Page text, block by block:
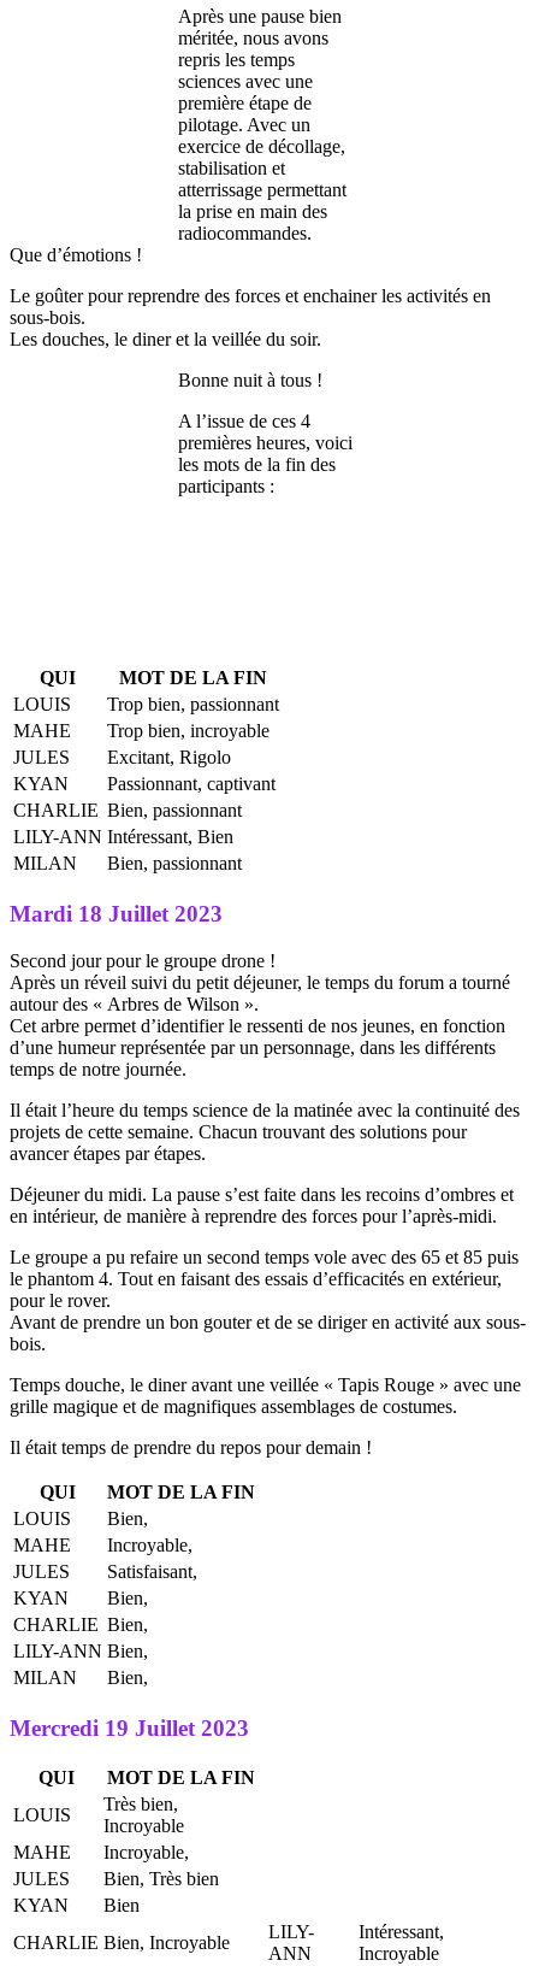
Après une pause bien
méritée, nous avons
repris les temps
sciences avec une
première étape de
pilotage. Avec un
exercice de décollage,
stabilisation et
atterrissage permettant
la prise en main des
radiocommandes.
Que d’émotions !
Le goûter pour reprendre des forces et enchainer les activités en
sous-bois.
Les douches, le diner et la veillée du soir.
Bonne nuit à tous !
A l’issue de ces 4
premières heures, voici
les mots de la fin des
participants :
QUI
MOT DE LA FIN
LOUIS
Trop bien, passionnant
MAHE
Trop bien, incroyable
JULES
Excitant, Rigolo
KYAN
Passionnant, captivant
CHARLIE Bien, passionnant
LILY-ANN Intéressant, Bien
MILAN
Bien, passionnant
Mardi 18 Juillet 2023
Second jour pour le groupe drone !
Après un réveil suivi du petit déjeuner, le temps du forum a tourné
autour des « Arbres de Wilson ».
Cet arbre permet d’identifier le ressenti de nos jeunes, en fonction
d’une humeur représentée par un personnage, dans les différents
temps de notre journée.
Il était l’heure du temps science de la matinée avec la continuité des
projets de cette semaine. Chacun trouvant des solutions pour
avancer étapes par étapes.
Déjeuner du midi. La pause s’est faite dans les recoins d’ombres et
en intérieur, de manière à reprendre des forces pour l’après-midi.
Le groupe a pu refaire un second temps vole avec des 65 et 85 puis
le phantom 4. Tout en faisant des essais d’efficacités en extérieur,
pour le rover.
Avant de prendre un bon gouter et de se diriger en activité aux sous-
bois.
Temps douche, le diner avant une veillée « Tapis Rouge » avec une
grille magique et de magnifiques assemblages de costumes.
Il était temps de prendre du repos pour demain !
QUI
MOT DE LA FIN
LOUIS
Bien,
MAHE
Incroyable,
JULES
Satisfaisant,
KYAN
Bien,
CHARLIE Bien,
LILY-ANN Bien,
MILAN
Bien,
Mercredi 19 Juillet 2023
QUI
MOT DE LA FIN
LOUIS
Très bien,
Incroyable
MAHE
Incroyable,
JULES
Bien, Très bien
KYAN
Bien
CHARLIE Bien, Incroyable
LILY-
ANN
Intéressant,
Incroyable